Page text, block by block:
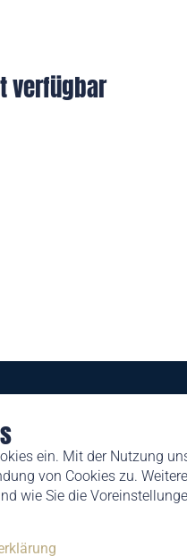
ein. Mit der Nutzung
von Cookies zu.
wie Sie die
verfügbar